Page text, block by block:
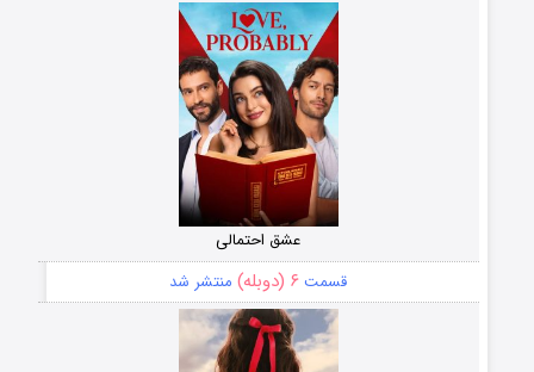
عشق احتمالی
قسمت ۶ (دوبله) منتشر شد